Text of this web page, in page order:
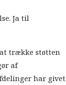
Ja til
trække støtten
af
har givet